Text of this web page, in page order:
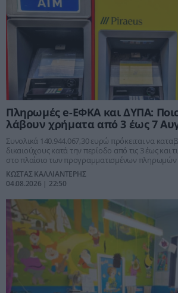
Πληρωμές e-ΕΦΚΑ και ΔΥΠΑ:
λάβουν χρήματα από 3 έως 7
Συνολικά 140.944.067,30 ευρώ πρόκειται να
δικαιούχους κατά την περίοδο από τις 3 έως και
στο πλαίσιο των προγραμματισμένων πληρωμών
Δημόσιας Υπηρεσίας Απασχόλησης (ΔΥΠΑ).
ΚΩΣΤΑΣ ΚΑΛΛΙΑΝΤΕΡΗΣ
04.08.2026 | 22:50